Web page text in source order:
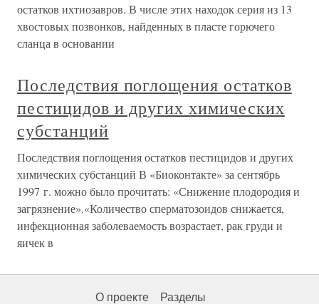
остатков ихтиозавров. В числе этих находок серия из 13
хвостовых позвонков, найденных в пласте горючего
сланца в основании
Последствия поглощения остатков
пестицидов и других химических
субстанций
Последствия поглощения остатков пестицидов и других
химических субстанций В «Биоконтакте» за сентябрь
1997 г. можно было прочитать: «Снижение плодородия и
загрязнение».«Количество сперматозоидов снижается,
инфекционная заболеваемость возрастает, рак груди и
яичек в
О проекте Разделы